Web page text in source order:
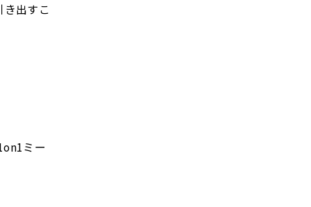
出すこ
ミー